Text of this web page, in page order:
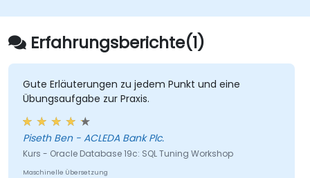
Erfahrungsberichte(1)
Gute Erläuterungen zu jedem Punkt und eine
Übungsaufgabe zur Praxis.
Piseth Ben - ACLEDA Bank Plc.
Kurs - Oracle Database 19c: SQL Tuning Workshop
Maschinelle Übersetzung